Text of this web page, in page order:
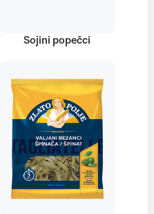
Sojini popečci